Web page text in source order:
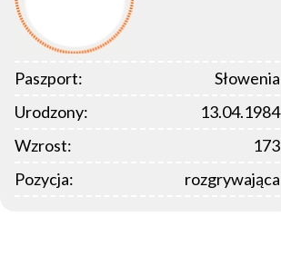
Paszport:
Słowenia
Urodzony:
13.04.1984
Wzrost:
173
Pozycja:
rozgrywająca